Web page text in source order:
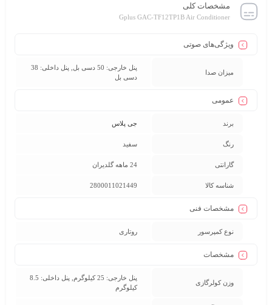
مشخصات کلی
Gplus GAC-TF12TP1B Air Conditioner
ویژگی‌های صوتی
میزان صدا
پنل خارجی: 50 دسی بل, پنل داخلی: 38
دسی بل
عمومی
برند جی پلاس
رنگ سفید
گارانتی 24 ماهه گلدیران
شناسه کالا 2800011021449
مشخصات فنی
نوع کمپرسور روتاری
مشخصات
وزن کولرگازی
پنل خارجی: 25 کیلوگرم, پنل داخلی: 8.5
کیلوگرم